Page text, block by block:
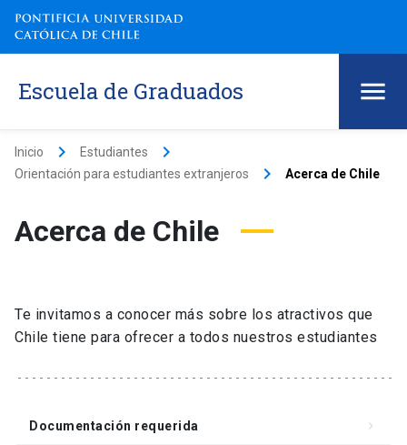
Escuela de Graduados
Inicio keyboard_arrow_right Estudiantes keyboard_arrow_right
Orientación para estudiantes extranjeros keyboard_arrow_right Acerca de Chile
Acerca de Chile
Te invitamos a conocer más sobre los atractivos que
Chile tiene para ofrecer a todos nuestros estudiantes
Documentación requerida keyboard_arrow_right